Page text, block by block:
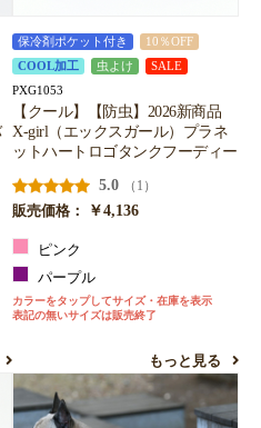
保冷剤ポケット付き
10％OFF
COOL加工
虫よけ SALE
PXG1053
【クール】【防虫】2026新商品
X-girl（エックスガール）プラネ
ットハートロゴタンクフーディー
5.0
（1）
販売価格：
￥4,136
ピンク
パープル
カラーをタップしてサイズ・在庫を表示
表記の無いサイズは販売終了
もっと見る